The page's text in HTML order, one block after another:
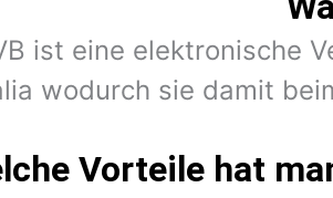
ist eine elektronische
wodurch sie damit
Vorteile hat